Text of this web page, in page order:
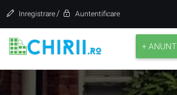
Inregistrare / Auntentificare
+ ANUNT